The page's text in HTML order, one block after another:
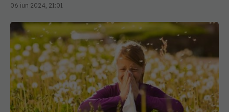
06 iun 2024, 21:01